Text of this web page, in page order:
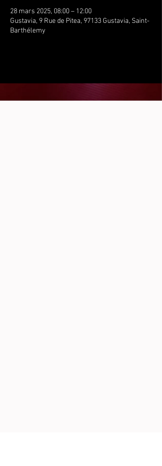
28 mars 2025, 08:00 – 12:00
Gustavia, 9 Rue de Pitea, 97133 Gustavia, Saint-
Barthélemy